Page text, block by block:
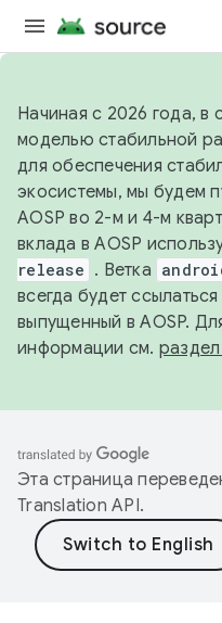
Начиная с 2026 года, в
моделью стабильной
для обеспечения
экосистемы, мы будем
AOSP во 2-м и 4-м
вклада в AOSP
release . Ветка
всегда будет
выпущенный в AOSP.
информации см.
Эта страница
Translation API.